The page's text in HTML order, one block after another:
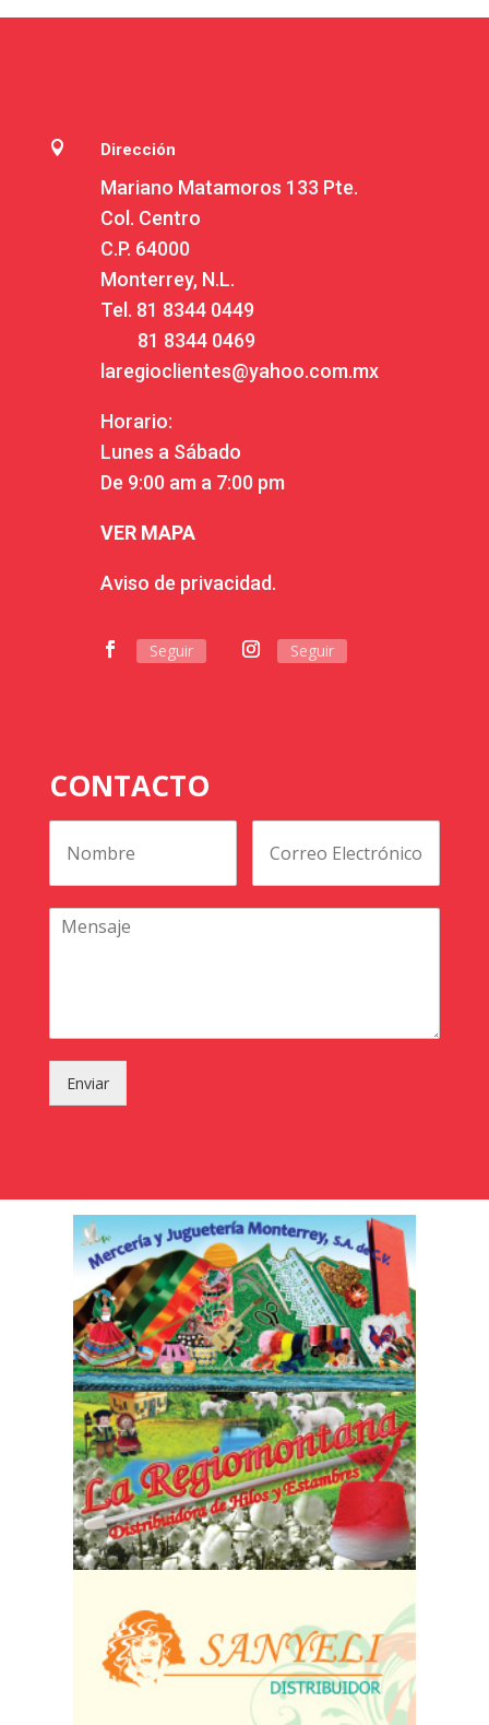
 Dirección
Mariano Matamoros 133 Pte.
Col. Centro
C.P. 64000
Monterrey, N.L.
Tel. 81 8344 0449
81 8344 0469
laregioclientes@yahoo.com.mx
Horario:
Lunes a Sábado
De 9:00 am a 7:00 pm
VER MAPA
Aviso de privacidad.
Seguir Seguir
CONTACTO
Enviar